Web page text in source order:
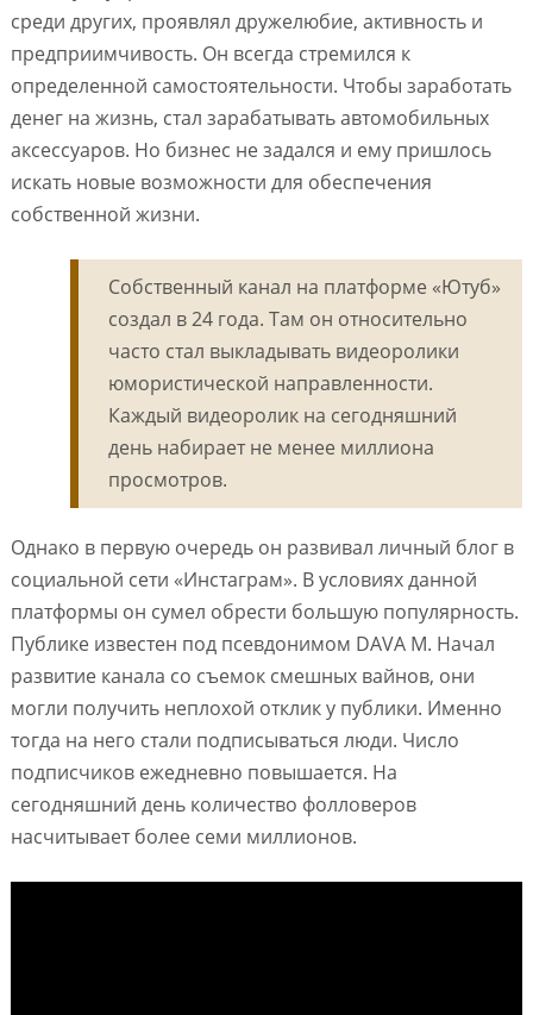
среди других, проявлял дружелюбие, активность и
предприимчивость. Он всегда стремился к
определенной самостоятельности. Чтобы заработать
денег на жизнь, стал зарабатывать автомобильных
аксессуаров. Но бизнес не задался и ему пришлось
искать новые возможности для обеспечения
собственной жизни.
Собственный канал на платформе «Ютуб»
создал в 24 года. Там он относительно
часто стал выкладывать видеоролики
юмористической направленности.
Каждый видеоролик на сегодняшний
день набирает не менее миллиона
просмотров.
Однако в первую очередь он развивал личный блог в
социальной сети «Инстаграм». В условиях данной
платформы он сумел обрести большую популярность.
Публике известен под псевдонимом DAVA M. Начал
развитие канала со съемок смешных вайнов, они
могли получить неплохой отклик у публики. Именно
тогда на него стали подписываться люди. Число
подписчиков ежедневно повышается. На
сегодняшний день количество фолловеров
насчитывает более семи миллионов.